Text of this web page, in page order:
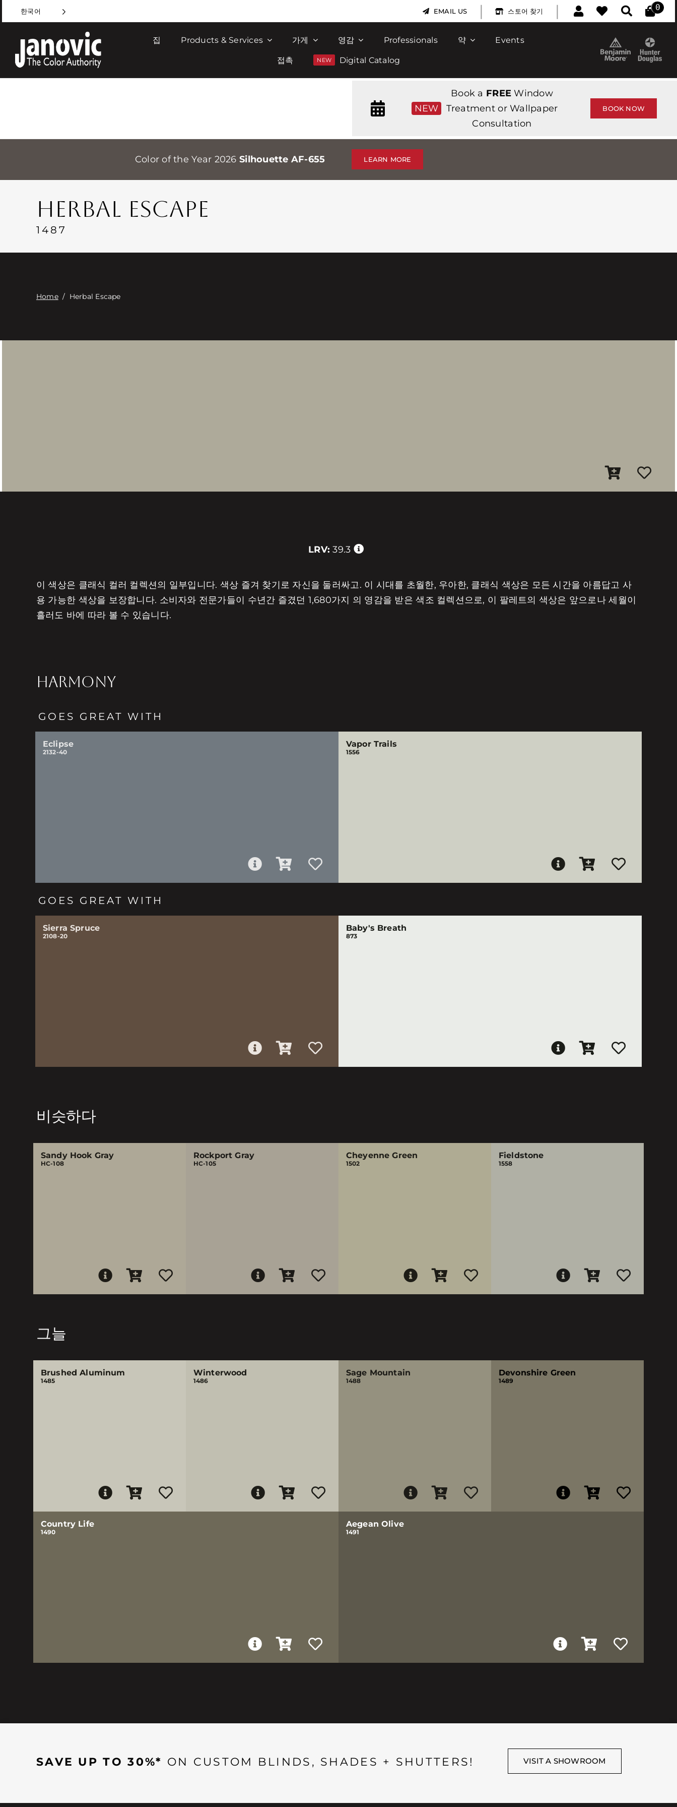
to
content
한국어 EMAIL US | 스토어 찾기 | 0
집 Products & Services 가게 영감 Professionals 약 Events
접촉 Digital Catalog
NEW
Book a FREE Window
Treatment or Wallpaper
Consultation
BOOK NOW
Color of the Year 2026 Silhouette AF-655 LEARN MORE
HERBAL ESCAPE
1487
Home/ Herbal Escape
LRV: 39.3
이 색상은 클래식 컬러 컬렉션의 일부입니다. 색상 즐겨 찾기로 자신을 둘러싸고. 이 시대를 초월한, 우아한, 클래식 색상은 모든 시간을 아름답고 사
용 가능한 색상을 보장합니다. 소비자와 전문가들이 수년간 즐겼던 1,680가지 의 영감을 받은 색조 컬렉션으로, 이 팔레트의 색상은 앞으로나 세월이
흘러도 바에 따라 볼 수 있습니다.
HARMONY
GOES GREAT WITH
Eclipse
2132-40
Vapor Trails
1556
GOES GREAT WITH
Sierra Spruce
2108-20
Baby's Breath
873
비슷하다
Sandy Hook Gray
HC-108
Rockport Gray
HC-105
Cheyenne Green
1502
Fieldstone
1558
그늘
Brushed Aluminum
1485
Winterwood
1486
Sage Mountain
1488
Devonshire Green
1489
Country Life
1490
Aegean Olive
1491
SAVE UP TO 30%* ON CUSTOM BLINDS, SHADES + SHUTTERS! VISIT A SHOWROOM